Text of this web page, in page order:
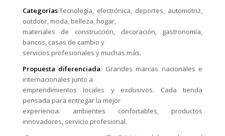
Categorías:Tecnología, electrónica, deportes, automotriz,
outdoor, moda, belleza, hogar,
materiales de construcción, decoración, gastronomía,
bancos, casas de cambio y
servicios profesionales y muchas más.
Propuesta diferenciada: Grandes marcas nacionales e
internacionales junto a
emprendimientos locales y exclusivos. Cada tienda
pensada para entregar la mejor
experiencia: ambientes confortables, productos
innovadores, servicio profesional.